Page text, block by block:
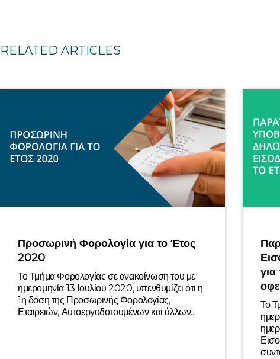
RELATED ARTICLES
Προσωρινή Φορολογία για το Έτος
2020
Το Τμήμα Φορολογίας σε ανακοίνωση του με
ημερομηνία 13 Ιουλίου 2020, υπενθυμίζει ότι η
1η δόση της Προσωρινής Φορολογίας,
Εταιρειών, Αυτοεργοδοτουμένων και άλλων...
Το